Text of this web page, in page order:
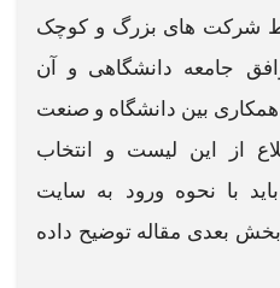
شرکت های بزرگ و کوچک
جامعه دانشگاهی و آن
همکاری بین دانشگاه و صنعت
از این لیست و انتخاب
با نحوه ورود به سایت
بخش بعدی مقاله توضیح داده